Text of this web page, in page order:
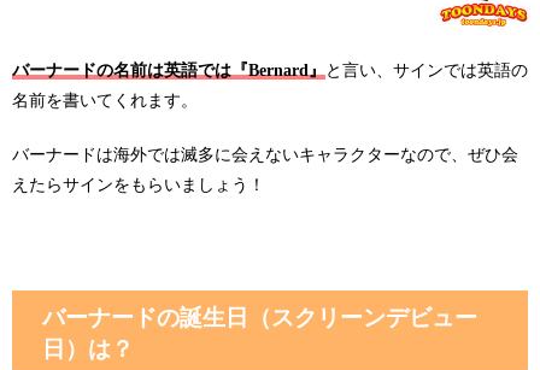
バーナードの名前は英語では『Bernard』と言い、サインでは英語の
名前を書いてくれます。
バーナードは海外では滅多に会えないキャラクターなので、ぜひ会
えたらサインをもらいましょう！
バーナードの誕生日（スクリーンデビュー
日）は？